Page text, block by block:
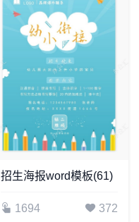
招生海报word模板(61)
1694 372